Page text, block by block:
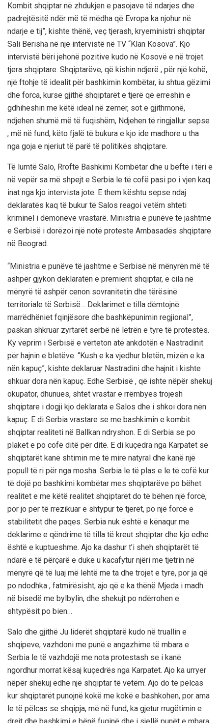
Kombit shqiptar në zhdukjen e pasojave të ndarjes dhe
padrejtësitë ndër më të mëdha që Evropa ka njohur në
ndarje e tij”, kishte thënë, veç tjerash, kryeministri shqiptar
Sali Berisha në një intervistë në TV “Klan Kosova”. Kjo
intervistë bëri jehonë pozitive kudo në Kosovë e në trojet
tjera shqiptare. Shqiptarëve, që kishin ndjerë , për një kohë,
një ftohje të idealit për bashkimin kombëtar, iu shtua gëzimi
dhe forca, kurse gjithë shqiptarët e tjerë që erreshin e
gdhiheshin me këtë ideal në zemër, sot e gjithmonë,
ndjehen shumë më të fuqishëm, Ndjehen të ringjallur sepse
, më në fund, këto fjalë të bukura e kjo ide madhore u tha
nga goja e njeriut të parë të politikës shqiptare.
Të lumtë Salo, Rroftë Bashkimi Kombëtar dhe u bëftë i tëri e
në vepër sa më shpejt e Serbia le të cofë pasi po i vjen kaq
inat nga kjo intervista jote. E them kështu sepse ndaj
deklaratës kaq të bukur të Salos reagoi vetëm shteti
kriminel i demonëve vrastarë. Ministria e punëve të jashtme
e Serbisë i dorëzoi një notë proteste Ambasadës shqiptare
në Beograd.
“Ministria e punëve të jashtme e Serbisë në mënyrën më të
ashpër gjykon deklaratën e premierit shqiptar, e cila në
mënyrë të ashpër cenon sovranitetin dhe tërësinë
territoriale të Serbisë… Deklarimet e tilla dëmtojnë
marrëdhëniet fqinjësore dhe bashkëpunimin regjional”,
paskan shkruar zyrtarët serbë në letrën e tyre të protestës.
Ky veprim i Serbisë e vërteton atë ankdotën e Nastradinit
për hajnin e bletëve. “Kush e ka vjedhur bletën, mizën e ka
nën kapuç”, kishte deklaruar Nastradini dhe hajnit i kishte
shkuar dora nën kapuç. Edhe Serbisë , që ishte nëpër shekuj
okupator, dhunues, shtet vrastar e rrëmbyes trojesh
shqiptare i dogji kjo deklarata e Salos dhe i shkoi dora nën
kapuç. E di Serbia vrastare se me bashkimin e kombit
shqiptar realiteti në Ballkan ndryshon. E di Serbia se po
plaket e po cofë ditë për ditë. E di kuçedra nga Karpatet se
shqiptarët kanë shtimin më të mirë natyral dhe kanë një
popull të ri për nga mosha. Serbia le të plas e le të cofë kur
të dojë po bashkimi kombëtar mes shqiptarëve po bëhet
realitet e me këtë realitet shqiptarët do të bëhen një forcë,
por jo për të rrezikuar e shtypur të tjerët, po një forcë e
stabilitetit dhe paqes. Serbia nuk është e kënaqur me
deklarime e qëndrime të tilla të kreut shqiptar dhe kjo edhe
është e kuptueshme. Ajo ka dashur t’i sheh shqiptarët të
ndarë e të përçarë e duke u kacafytur njëri me tjetrin në
mënyrë që të luaj më lehtë me ta dhe trojet e tyre, por ja që
po ndodhka , fatmirësisht, ajo që e ka thënë Mjeda i madh
në bisedë me bylbylin, dhe shekujt po ndërrohen e
shtypësit po bien…
Salo dhe gjithë Ju liderët shqiptarë kudo në truallin e
shqipeve, vazhdoni me punë e angazhime të mbara e
Serbia le të vazhdojë me nota protestash se i kanë
ngordhur morrat kësaj kuçedrës nga Karpatet. Ajo ka urryer
nëpër shekuj edhe një shqiptar të vetëm. Ajo do të pëlcas
kur shqiptarët punojnë kokë me kokë e bashkohen, por ama
le të pëlcas se shqipja, më në fund, ka gjetur rrugëtimin e
drejt dhe bashkimi e bënë fuqinë dhe i sjellë punët e mbara.